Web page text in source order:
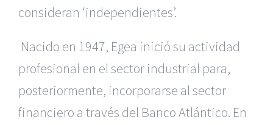
consideran ‘independientes’.
Nacido en 1947, Egea inició su actividad
profesional en el sector industrial para,
posteriormente, incorporarse al sector
financiero a través del Banco Atlántico. En